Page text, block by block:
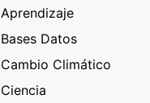
Aprendizaje
Bases Datos
Cambio Climático
Ciencia